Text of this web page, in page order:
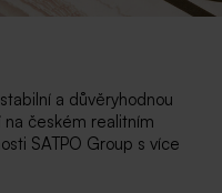
a důvěryhodnou
českém realitním
SATPO Group s více